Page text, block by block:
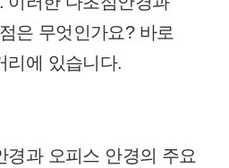
은 무엇인가요? 바로
리에 있습니다.
경과 오피스 안경의 주요